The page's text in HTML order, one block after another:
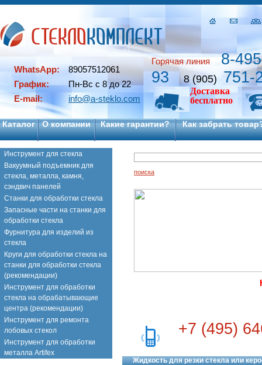
WhatsApp:
89057512061
График:
Пн-Вс с 8 до 22
E-mail:
info@a-steklo.com
Горячая линия
8-
93
8 (905) 751-
Доставка
бесплатно
Каталог О компании Какие гарантии? Как забрать
Инструмент для стекла
Вакуумный подъемник для
стекла, металла, камня,
сэндвич панелей
Станки для обработки стекла
Запасные части на станки для
обработки стекла
Фурнитура для изделий из
стекла
Круги для обработки стекла на
станки для обработки стекла
(рекомендации)
Инструмент для обработки
стекла на обрабатывающие
центра (рекомендации)
Инструмент для ремонта
лобовых стекол
Инструмент для обработки
металла Artifex
поиска
+7 (495)
Жидкость для резки стекла или